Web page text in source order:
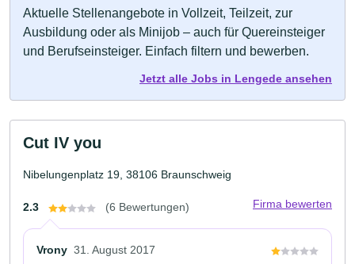
Aktuelle Stellenangebote in Vollzeit, Teilzeit, zur
Ausbildung oder als Minijob – auch für Quereinsteiger
und Berufseinsteiger. Einfach filtern und bewerben.
Jetzt alle Jobs in Lengede ansehen
Cut IV you
Nibelungenplatz 19, 38106 Braunschweig
2.3 (6 Bewertungen) Firma bewerten
Vrony 31. August 2017